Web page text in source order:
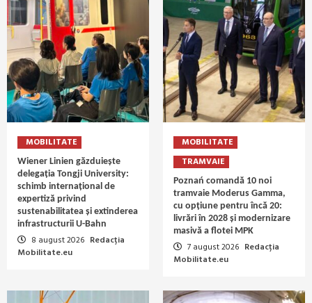
MOBILITATE
Wiener Linien găzduiește
delegația Tongji University:
schimb internațional de
expertiză privind
sustenabilitatea și extinderea
infrastructurii U-Bahn
8 august 2026 Redacția
Mobilitate.eu
MOBILITATE
TRAMVAIE
Poznań comandă 10 noi
tramvaie Moderus Gamma,
cu opțiune pentru încă 20:
livrări în 2028 și modernizare
masivă a flotei MPK
7 august 2026 Redacția
Mobilitate.eu